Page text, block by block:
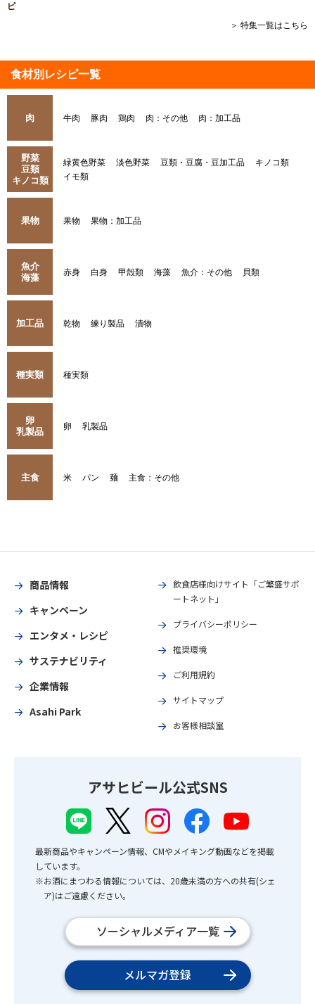
ピ
＞ 特集一覧はこちら
食材別レシピ一覧
肉 牛肉 豚肉 鶏肉 肉：その他 肉：加工品
野菜
豆類
キノコ類
緑黄色野菜 淡色野菜 豆類・豆腐・豆加工品
キノコ類
イモ類
果物 果物 果物：加工品
魚介
海藻
赤身 白身 甲殻類 海藻 魚介：その他 貝類
加工品 乾物 練り製品 漬物
種実類 種実類
卵
乳製品
卵 乳製品
主食 米 パン 麺 主食：その他
商品情報
キャンペーン
エンタメ・レシピ
サステナビリティ
企業情報
Asahi Park
飲食店様向けサイト「ご繁盛サポ
ートネット」
プライバシーポリシー
推奨環境
ご利用規約
サイトマップ
お客様相談室
アサヒビール公式SNS
最新商品やキャンペーン情報、CMやメイキング動画などを掲載
しています。
※お酒にまつわる情報については、20歳未満の方への共有(シェ
ア)はご遠慮ください。
ソーシャルメディア一覧
メルマガ登録